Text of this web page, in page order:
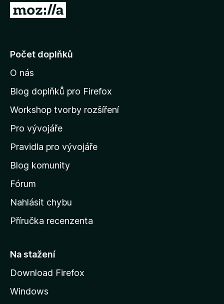
P
j
t
n
d
o
m
v
s
k
u
t
á
n
Počet doplňků
O nás
Blog doplňků pro Firefox
Workshop tvorby rozšíření
Pro vývojáře
Pravidla pro vývojáře
Blog komunity
Fórum
Nahlásit chybu
Příručka recenzenta
Na stažení
Download Firefox
Windows